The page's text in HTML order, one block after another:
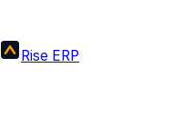
Rise ERP